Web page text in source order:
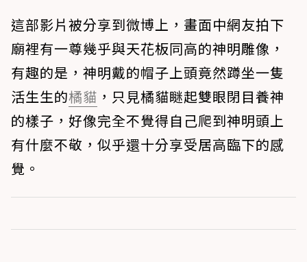
這部影片被分享到微博上，畫面中網友拍下
廟裡有一尊幾乎與天花板同高的神明雕像，
有趣的是，神明戴的帽子上頭竟然蹲坐一隻
活生生的橘貓 ，只見橘貓瞇起雙眼閉目養神
的樣子，好像完全不覺得自己爬到神明頭上
有什麼不敬，似乎還十分享受居高臨下的感
覺。